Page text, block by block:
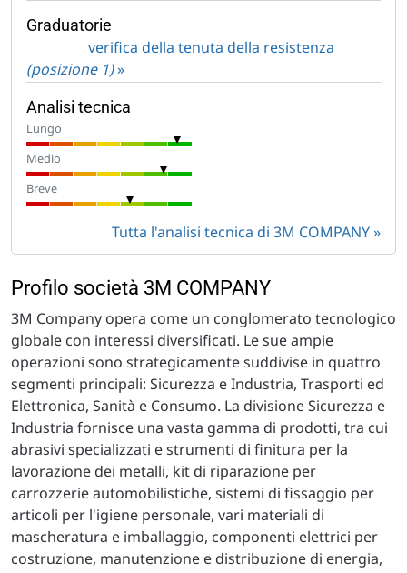
Graduatorie
verifica della tenuta della resistenza
(posizione 1)»
Analisi tecnica
Lungo
Medio
Breve
Tutta l'analisi tecnica di 3M COMPANY
Profilo società 3M COMPANY
3M Company opera come un conglomerato tecnologico
globale con interessi diversificati. Le sue ampie
operazioni sono strategicamente suddivise in quattro
segmenti principali: Sicurezza e Industria, Trasporti ed
Elettronica, Sanità e Consumo. La divisione Sicurezza e
Industria fornisce una vasta gamma di prodotti, tra cui
abrasivi specializzati e strumenti di finitura per la
lavorazione dei metalli, kit di riparazione per
carrozzerie automobilistiche, sistemi di fissaggio per
articoli per l'igiene personale, vari materiali di
mascheratura e imballaggio, componenti elettrici per
costruzione, manutenzione e distribuzione di energia,